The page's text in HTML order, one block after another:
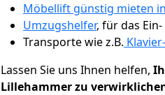
Möbellift günstig mieten
Umzugshelfer, für das
Transporte wie z.B. Klavier-
Lassen Sie uns Ihnen helfen,
Lillehammer zu